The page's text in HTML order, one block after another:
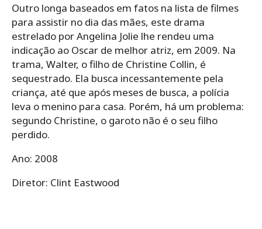
Outro longa baseados em fatos na lista de filmes
para assistir no dia das mães, este drama
estrelado por Angelina Jolie lhe rendeu uma
indicação ao Oscar de melhor atriz, em 2009. Na
trama, Walter, o filho de Christine Collin, é
sequestrado. Ela busca incessantemente pela
criança, até que após meses de busca, a polícia
leva o menino para casa. Porém, há um problema:
segundo Christine, o garoto não é o seu filho
perdido.
Ano: 2008
Diretor: Clint Eastwood